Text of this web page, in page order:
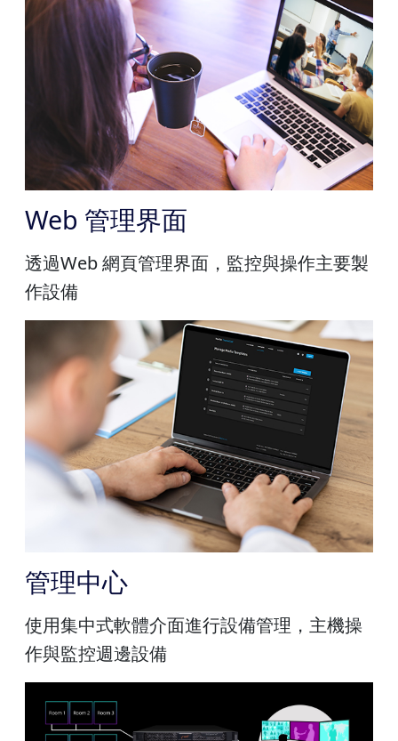
Web 管理界面
透過Web 網頁管理界面，監控與操作主要製
作設備
管理中心
使用集中式軟體介面進行設備管理，主機操
作與監控週邊設備